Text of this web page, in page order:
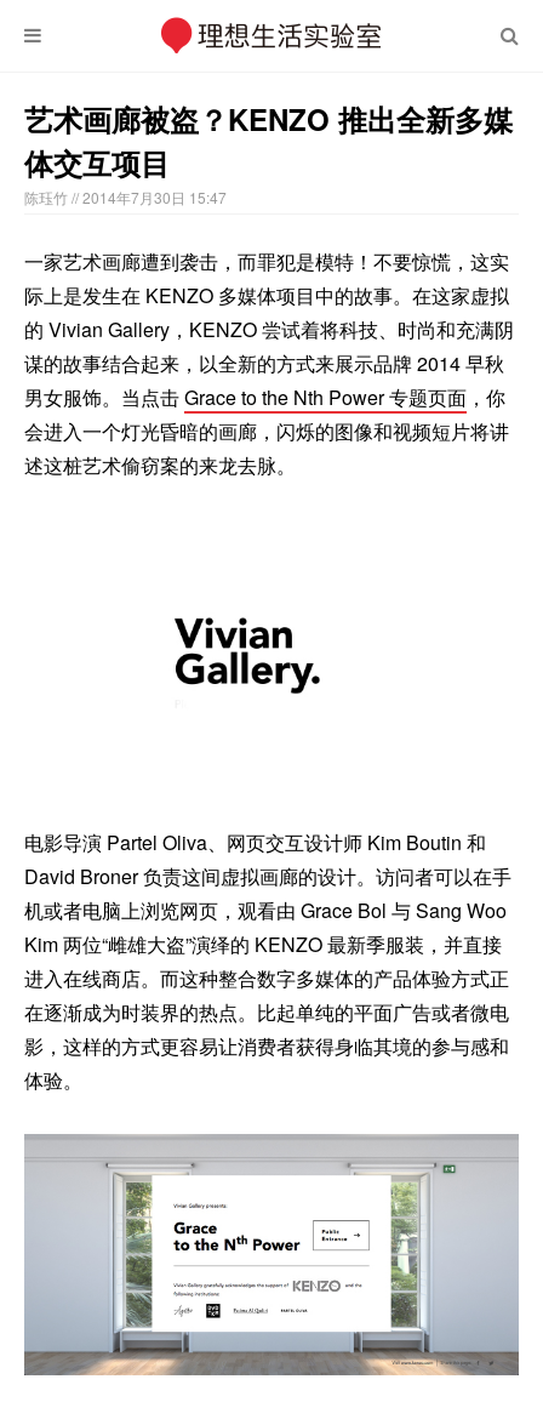
艺术画廊被盗？KENZO 推出全新多媒
体交互项目
陈珏竹// 2014年7月30日 15:47
一家艺术画廊遭到袭击，而罪犯是模特！不要惊慌，这实
际上是发生在 KENZO 多媒体项目中的故事。在这家虚拟
的 Vivian Gallery，KENZO 尝试着将科技、时尚和充满阴
谋的故事结合起来，以全新的方式来展示品牌 2014 早秋
男女服饰。当点击Grace to the Nth Power 专题页面 ，你
会进入一个灯光昏暗的画廊，闪烁的图像和视频短片将讲
述这桩艺术偷窃案的来龙去脉。
电影导演 Partel Oliva、网页交互设计师 Kim Boutin 和
David Broner 负责这间虚拟画廊的设计。访问者可以在手
机或者电脑上浏览网页，观看由 Grace Bol 与 Sang Woo
Kim 两位“雌雄大盗”演绎的 KENZO 最新季服装，并直接
进入在线商店。而这种整合数字多媒体的产品体验方式正
在逐渐成为时装界的热点。比起单纯的平面广告或者微电
影，这样的方式更容易让消费者获得身临其境的参与感和
体验。